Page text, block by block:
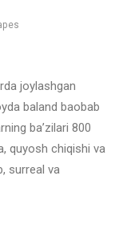
joylashgan
baland baobab
ba’zilari 800
quyosh chiqishi va
surreal va